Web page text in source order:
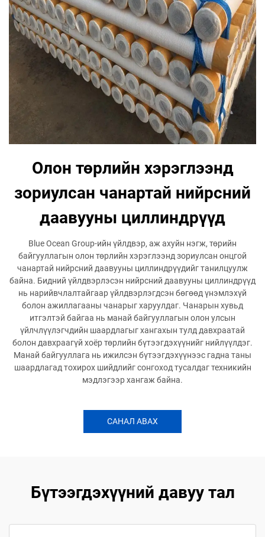
Олон төрлийн хэрэглээнд
зориулсан чанартай нийрсний
даавууны циллиндрүүд
Blue Ocean Group-ийн үйлдвэр, аж ахуйн нэгж, төрийн
байгууллагын олон төрлийн хэрэглээнд зориулсан онцгой
чанартай нийрсний даавууны циллиндрүүдийг танилцуулж
байна. Бидний үйлдвэрлэсэн нийрсний даавууны циллиндрүүд
нь нарийвчлалтайгаар үйлдвэрлэгдсэн бөгөөд үнэмлэхүй
болон ажиллагааны чанарыг харуулдаг. Чанарын хувьд
итгэлтэй байгаа нь манай байгууллагын олон улсын
үйлчлүүлэгчдийн шаардлагыг хангахын тулд давхраатай
болон давхраагүй хоёр төрлийн бүтээгдэхүүнийг нийлүүлдэг.
Манай байгууллага нь ижилсэн бүтээгдэхүүнээс гадна таны
шаардлагад тохирох шийдлийг сонгоход тусалдаг техникийн
мэдлэгээр хангаж байна.
САНАЛ АВАХ
Бүтээгдэхүүний давуу тал